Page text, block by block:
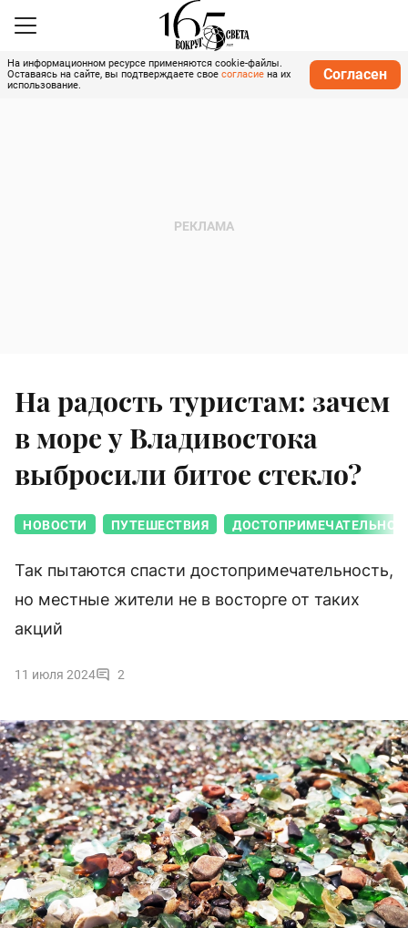
На информационном ресурсе применяются cookie-файлы.
Оставаясь на сайте, вы подтверждаете свое согласие на их
использование.
Согласен
На радость туристам: зачем
в море у Владивостока
выбросили битое стекло?
НОВОСТИ ПУТЕШЕСТВИЯ
Так пытаются спасти достопримечательность,
но местные жители не в восторге от таких
акций
11 июля 2024 2